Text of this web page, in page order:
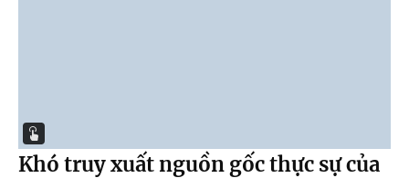
Khó truy xuất nguồn gốc thực sự của